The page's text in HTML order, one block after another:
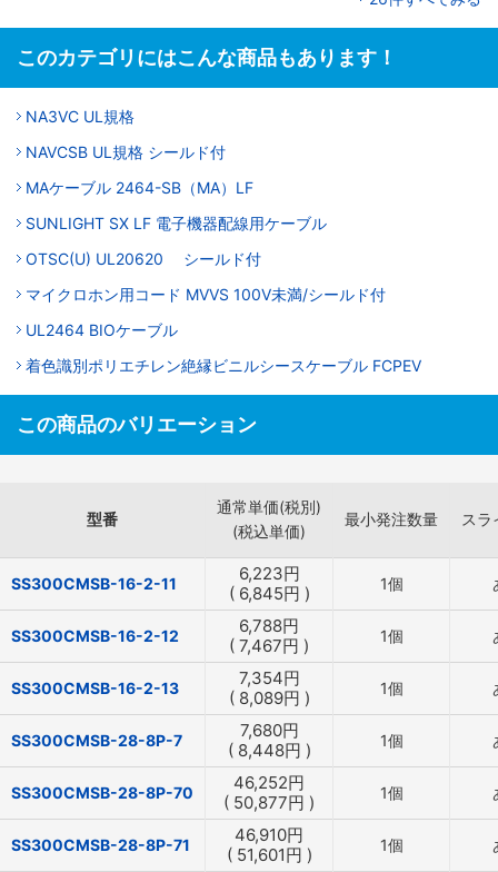
このカテゴリにはこんな商品もあります！
NA3VC UL規格
NAVCSB UL規格 シールド付
MAケーブル 2464-SB（MA）LF
SUNLIGHT SX LF 電子機器配線用ケーブル
OTSC(U) UL20620 シールド付
マイクロホン用コード MVVS 100V未満/シールド付
UL2464 BIOケーブル
着色識別ポリエチレン絶縁ビニルシースケーブル FCPEV
この商品のバリエーション
型番
通常単価(税別)
(税込単価)
最小発注数量 スラ
SS300CMSB-16-2-11 6,223円
( 6,845円 ) 1個
SS300CMSB-16-2-12 6,788円
( 7,467円 ) 1個
SS300CMSB-16-2-13 7,354円
( 8,089円 ) 1個
SS300CMSB-28-8P-7 7,680円
( 8,448円 ) 1個
SS300CMSB-28-8P-70 46,252円
( 50,877円 ) 1個
SS300CMSB-28-8P-71 46,910円
( 51,601円 ) 1個